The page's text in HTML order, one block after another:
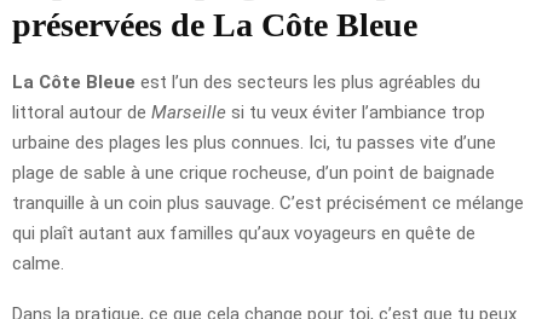
préservées de La Côte Bleue
La Côte Bleue est l’un des secteurs les plus agréables du
littoral autour de Marseille si tu veux éviter l’ambiance trop
urbaine des plages les plus connues. Ici, tu passes vite d’une
plage de sable à une crique rocheuse, d’un point de baignade
tranquille à un coin plus sauvage. C’est précisément ce mélange
qui plaît autant aux familles qu’aux voyageurs en quête de
calme.
Dans la pratique, ce que cela change pour toi, c’est que tu peux